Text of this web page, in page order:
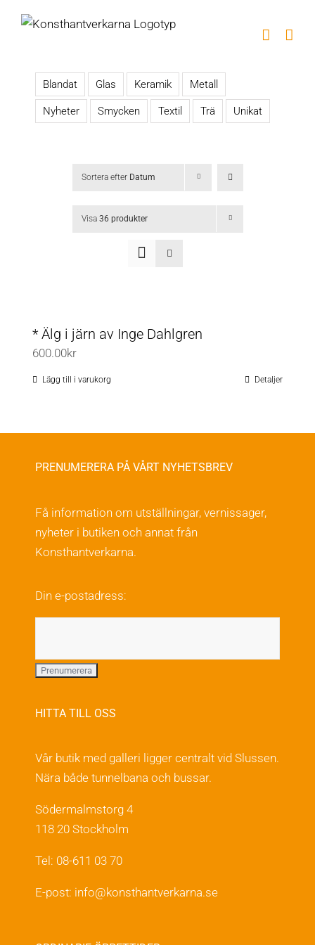
Blandat Glas Keramik Metall
Nyheter Smycken Textil Trä Unikat
Sortera efter Datum
Visa 36 produkter
* Älg i järn av Inge Dahlgren
600.00kr
Lägg till i varukorg Detaljer
PRENUMERERA PÅ VÅRT NYHETSBREV
Få information om utställningar, vernissager,
nyheter i butiken och annat från
Konsthantverkarna.
Din e-postadress:
HITTA TILL OSS
Vår butik med galleri ligger centralt vid Slussen.
Nära både tunnelbana och bussar.
Södermalmstorg 4
118 20 Stockholm
Tel: 08-611 03 70
E-post: info@konsthantverkarna.se